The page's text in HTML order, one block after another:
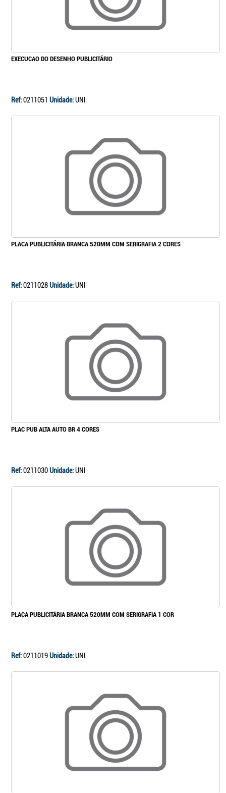
EXECUCAO DO DESENHO PUBLICITÁRIO
Ref:0211051 Unidade:UNI
PLACA PUBLICITÁRIA BRANCA 520MM COM SERIGRAFIA 2 CORES
Ref:0211028Unidade:UNI
PLAC PUB ALTA AUTO BR 4 CORES
Ref:0211030Unidade:UNI
PLACA PUBLICITÁRIA BRANCA 520MM COM SERIGRAFIA 1 COR
Ref:0211019Unidade:UNI